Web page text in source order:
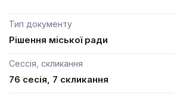
Тип документу
Рішення міської ради
Сессія, скликання
76 сесія, 7 скликання